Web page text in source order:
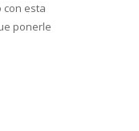
con esta
ponerle